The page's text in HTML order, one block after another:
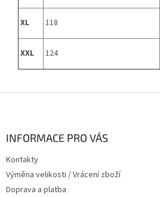
XL 118
XXL 124
INFORMACE PRO VÁS
Kontakty
Výměna velikosti / Vrácení zboží
Doprava a platba